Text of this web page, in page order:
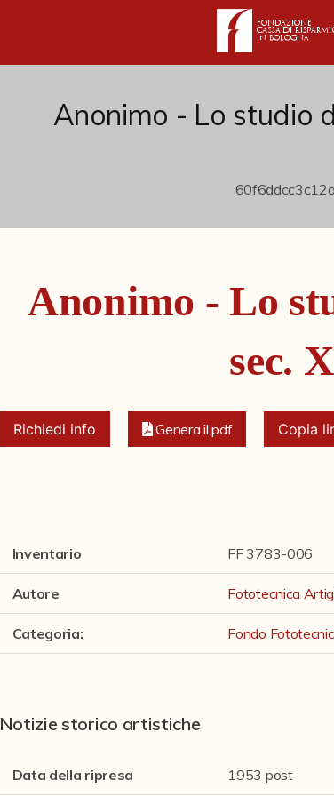
Anonimo - Lo studio
Anonimo - Lo
sec.
Richiedi info Genera il pdf Copia
Inventario FF 3783-006
Autore Fototecnica
Categoria: Fondo
Notizie storico artistiche
Data della ripresa 1953 post